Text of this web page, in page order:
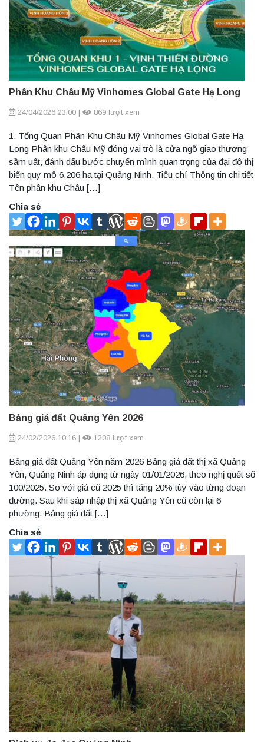
Phân Khu Châu Mỹ Vinhomes Global Gate Hạ Long
24/04/2026 23:00 | 869 lượt xem
1. Tổng Quan Phân Khu Châu Mỹ Vinhomes Global Gate Hạ
Long Phân khu Châu Mỹ đóng vai trò là cửa ngõ giao thương
sầm uất, đánh dấu bước chuyển mình quan trọng của đại đô thị
biển quy mô 6.206 ha tại Quảng Ninh. Tiêu chí Thông tin chi tiết
Tên phân khu Châu […]
Chia sẻ
Bảng giá đất Quảng Yên 2026
24/02/2026 10:16 | 1208 lượt xem
Bảng giá đất Quảng Yên năm 2026 Bảng giá đất thị xã Quảng
Yên, Quảng Ninh áp dụng từ ngày 01/01/2026, theo nghị quết số
100/2025. So với giá cũ 2025 thì tăng 20% tùy vào từng đoạn
đường. Sau khi sáp nhập thị xã Quảng Yên cũ còn lại 6
phường. Bảng giá đất […]
Chia sẻ